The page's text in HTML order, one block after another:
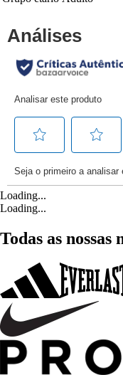
Loading...
Loading...
Todas as nossas